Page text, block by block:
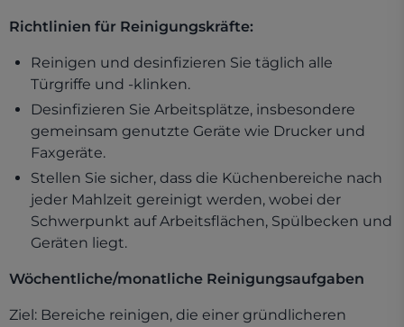
Richtlinien für Reinigungskräfte:
Reinigen und desinfizieren Sie täglich alle
Türgriffe und -klinken.
Desinfizieren Sie Arbeitsplätze, insbesondere
gemeinsam genutzte Geräte wie Drucker und
Faxgeräte.
Stellen Sie sicher, dass die Küchenbereiche nach
jeder Mahlzeit gereinigt werden, wobei der
Schwerpunkt auf Arbeitsflächen, Spülbecken und
Geräten liegt.
Wöchentliche/monatliche Reinigungsaufgaben
Ziel: Bereiche reinigen, die einer gründlicheren